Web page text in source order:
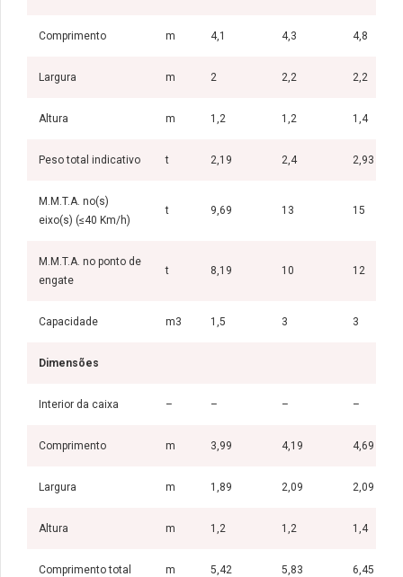
Comprimento m 4,1 4,3 4,8
Largura m 2 2,2 2,2
Altura m 1,2 1,2 1,4
Peso total indicativo t 2,19 2,4 2,93
M.M.T.A. no(s)
eixo(s) (≤40 Km/h)
t 9,69 13 15
M.M.T.A. no ponto de
engate
t 8,19 10 12
Capacidade m3 1,5 3 3
Dimensões
Interior da caixa – – – –
Comprimento m 3,99 4,19 4,69
Largura m 1,89 2,09 2,09
Altura m 1,2 1,2 1,4
Comprimento total m 5,42 5,83 6,45